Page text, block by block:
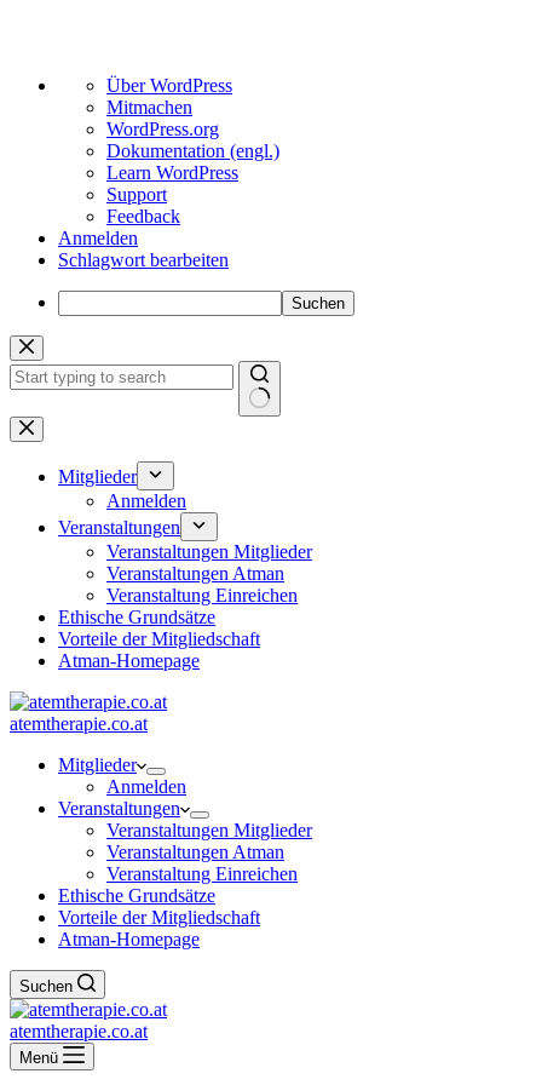
Über
WordPress
Über WordPress
Mitmachen
WordPress.org
Dokumentation (engl.)
Learn WordPress
Support
Feedback
Anmelden
Schlagwort bearbeiten
Suchen
Zum
Inhalt
springen
Keine
Ergebnisse
Mitglieder
Anmelden
Veranstaltungen
Veranstaltungen Mitglieder
Veranstaltungen Atman
Veranstaltung Einreichen
Ethische Grundsätze
Vorteile der Mitgliedschaft
Atman-Homepage
atemtherapie.co.at
Mitglieder
Anmelden
Veranstaltungen
Veranstaltungen Mitglieder
Veranstaltungen Atman
Veranstaltung Einreichen
Ethische Grundsätze
Vorteile der Mitgliedschaft
Atman-Homepage
Suchen
atemtherapie.co.at
Menü